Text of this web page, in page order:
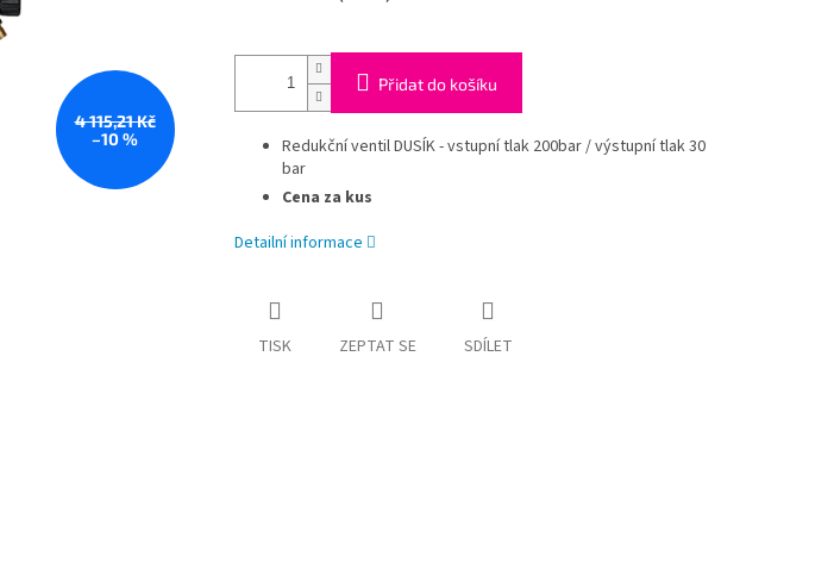
4 115,21 Kč
–10 %
Přidat do košíku
Redukční ventil DUSÍK - vstupní tlak 200bar / výstupní tlak 30
bar
Cena za kus
Detailní informace
TISK ZEPTAT SE SDÍLET